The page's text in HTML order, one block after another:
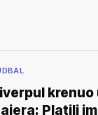
Platili